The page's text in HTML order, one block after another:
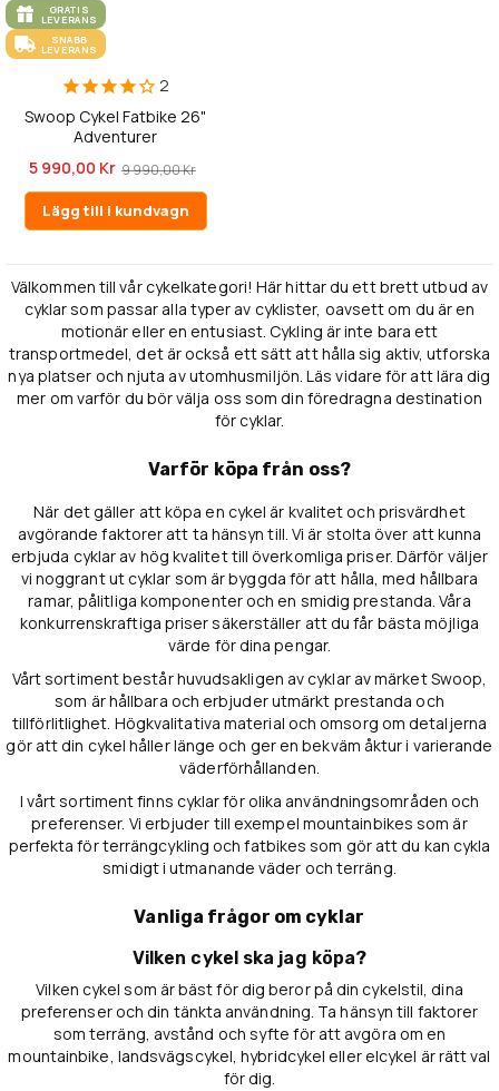
GRATIS
LEVERANS
SNABB
LEVERANS
2
Swoop Cykel Fatbike 26"
Adventurer
5 990,00 Kr 9 990,00 Kr
Lägg till i kundvagn
Välkommen till vår cykelkategori! Här hittar du ett brett utbud av
cyklar som passar alla typer av cyklister, oavsett om du är en
motionär eller en entusiast. Cykling är inte bara ett
transportmedel, det är också ett sätt att hålla sig aktiv, utforska
nya platser och njuta av utomhusmiljön. Läs vidare för att lära dig
mer om varför du bör välja oss som din föredragna destination
för cyklar.
Varför köpa från oss?
När det gäller att köpa en cykel är kvalitet och prisvärdhet
avgörande faktorer att ta hänsyn till. Vi är stolta över att kunna
erbjuda cyklar av hög kvalitet till överkomliga priser. Därför väljer
vi noggrant ut cyklar som är byggda för att hålla, med hållbara
ramar, pålitliga komponenter och en smidig prestanda. Våra
konkurrenskraftiga priser säkerställer att du får bästa möjliga
värde för dina pengar.
Vårt sortiment består huvudsakligen av cyklar av märket Swoop,
som är hållbara och erbjuder utmärkt prestanda och
tillförlitlighet. Högkvalitativa material och omsorg om detaljerna
gör att din cykel håller länge och ger en bekväm åktur i varierande
väderförhållanden.
I vårt sortiment finns cyklar för olika användningsområden och
preferenser. Vi erbjuder till exempel mountainbikes som är
perfekta för terrängcykling och fatbikes som gör att du kan cykla
smidigt i utmanande väder och terräng.
Vanliga frågor om cyklar
Vilken cykel ska jag köpa?
Vilken cykel som är bäst för dig beror på din cykelstil, dina
preferenser och din tänkta användning. Ta hänsyn till faktorer
som terräng, avstånd och syfte för att avgöra om en
mountainbike, landsvägscykel, hybridcykel eller elcykel är rätt val
för dig.